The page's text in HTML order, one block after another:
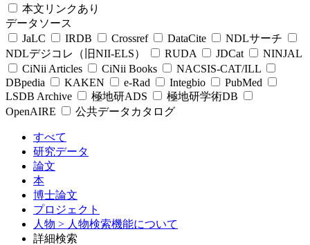
本文リンクあり
データソース
JaLC
IRDB Crossref DataCite
NDLサーチ
NDLデジコレ（旧NII-ELS）
RUDA JDCat
NINJAL
CiNii Articles
CiNii Books
NACSIS-CAT/ILL
DBpedia
KAKEN e-Rad Integbio
PubMed
LSDB Archive
極地研ADS
極地研学術DB
OpenAIRE
公共データカタログ
すべて
研究データ
論文
本
博士論文
プロジェクト
人物 > 人物検索機能について
詳細検索